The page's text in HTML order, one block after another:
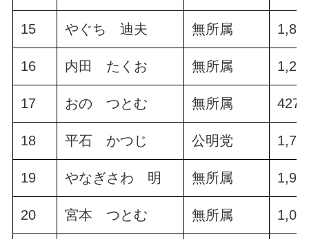
15 やぐち 迪夫 無所属
16 内田 たくお 無所属
17 おの つとむ 無所属
18 平石 かつじ 公明党
19 やなぎさわ 明 無所属
20 宮本 つとむ 無所属